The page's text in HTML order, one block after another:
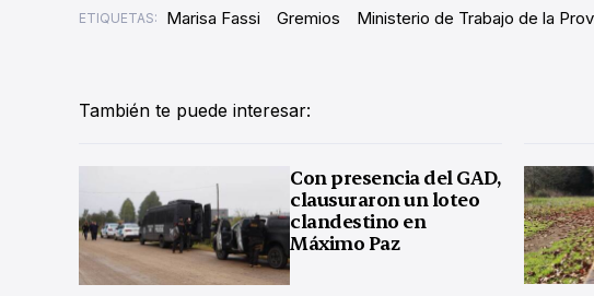
ETIQUETAS: Marisa Fassi Gremios Ministerio de Trabajo de la
También te puede interesar:
Con presencia del GAD,
clausuraron un loteo
clandestino en
Máximo Paz